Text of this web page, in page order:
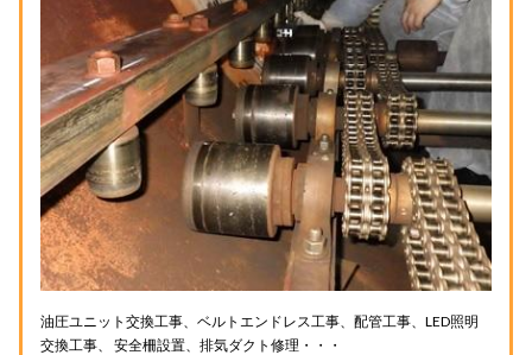
油圧ユニット交換工事、ベルトエンドレス工事、配管工事、LED照明
交換工事、 安全柵設置、排気ダクト修理・・・